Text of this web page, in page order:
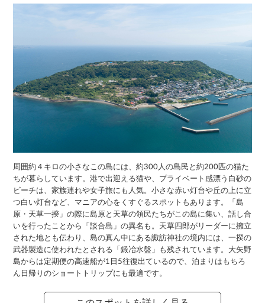
周囲約４キロの小さなこの島には、約300人の島民と約200匹の猫た
ちが暮らしています。港で出迎える猫や、プライベート感漂う白砂の
ビーチは、家族連れや女子旅にも人気。小さな赤い灯台や丘の上に立
つ白い灯台など、マニアの心をくすぐるスポットもあります。「島
原・天草一揆」の際に島原と天草の領民たちがこの島に集い、話し合
いを行ったことから「談合島」の異名も。天草四郎がリーダーに擁立
された地とも伝わり、島の真ん中にある諏訪神社の境内には、一揆の
武器製造に使われたとされる「鍛冶水盤」も残されています。大矢野
島からは定期便の高速船が1日5往復出ているので、泊まりはもちろ
ん日帰りのショートトリップにも最適です。